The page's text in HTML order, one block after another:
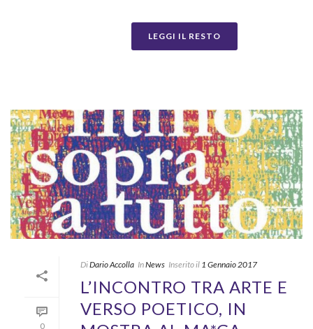
LEGGI IL RESTO
0
DiDario Accolla InNews Inserito il 1 Gennaio 2017
L’INCONTRO TRA ARTE E
VERSO POETICO, IN